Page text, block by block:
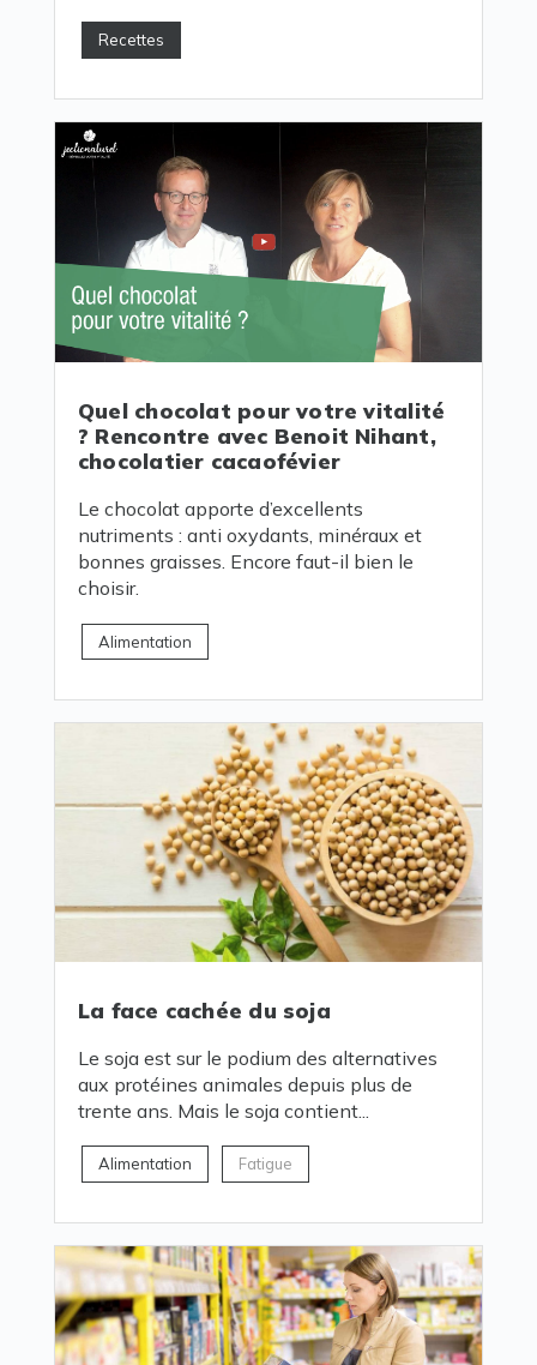
Recettes
Quel chocolat pour votre vitalité
? Rencontre avec Benoit Nihant,
chocolatier cacaofévier
Le chocolat apporte d’excellents
nutriments : anti oxydants, minéraux et
bonnes graisses. Encore faut-il bien le
choisir.
Alimentation
La face cachée du soja
Le soja est sur le podium des alternatives
aux protéines animales depuis plus de
trente ans. Mais le soja contient...
Alimentation Fatigue